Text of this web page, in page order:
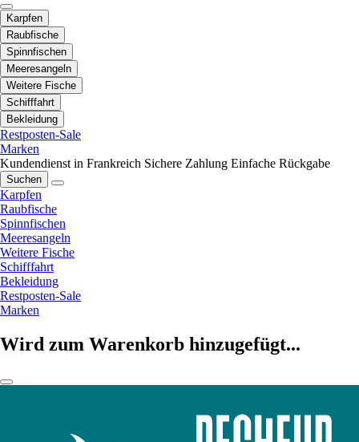
Karpfen
Raubfische
Spinnfischen
Meeresangeln
Weitere Fische
Schifffahrt
Bekleidung
Restposten-Sale
Marken
Kundendienst in Frankreich Sichere Zahlung Einfache Rückgabe
Suchen
Karpfen
Raubfische
Spinnfischen
Meeresangeln
Weitere Fische
Schifffahrt
Bekleidung
Restposten-Sale
Marken
Wird zum Warenkorb hinzugefügt...